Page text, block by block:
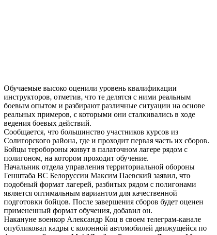
Обучаемые высоко оценили уровень квалификации
инструкторов, отметив, что те делятся с ними реальным
боевым опытом и разбирают различные ситуации на основе
реальных примеров, с которыми они сталкивались в ходе
ведения боевых действий.
Сообщается, что большинство участников курсов из
Солигорского района, где и проходит первая часть их сборов.
Бойцы теробороны живут в палаточном лагере рядом с
полигоном, на котором проходит обучение.
Начальник отдела управления территориальной обороны
Генштаба ВС Белоруссии Максим Паевский заявил, что
подобный формат лагерей, разбитых рядом с полигонами
является оптимальным вариантом для качественной
подготовки бойцов. После завершения сборов будет оценен
примененный формат обучения, добавил он.
Накануне военкор Александр Коц в своем телеграм-канале
опубликовал кадры с колонной автомобилей движущейся по